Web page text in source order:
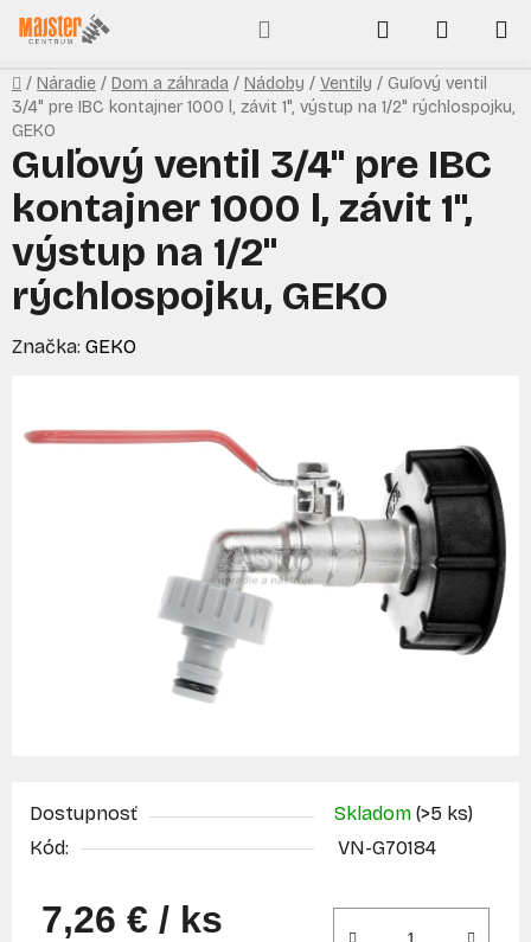
Prejsť
na
obsah
Hľadať
KOŠÍK
Domov
/ Náradie / Dom a záhrada / Nádoby / Ventily / Guľový ventil
3/4" pre IBC kontajner 1000 l, závit 1", výstup na 1/2" rýchlospojku,
GEKO
Dostupnosť Skladom (>5 ks)
Kód:
VN-G70184
7,26 € / ks
Guľový ventil 3/4" pre IBC
kontajner 1000 l, závit 1",
výstup na 1/2"
rýchlospojku, GEKO
Značka: GEKO